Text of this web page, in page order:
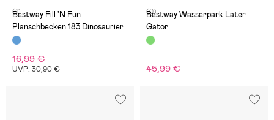
(1)
Bestway Fill 'N Fun
Planschbecken 183 Dinosaurier
16,99 €
UVP: 30,90 €
(0)
Bestway Wasserpark Later
Gator
45,99 €